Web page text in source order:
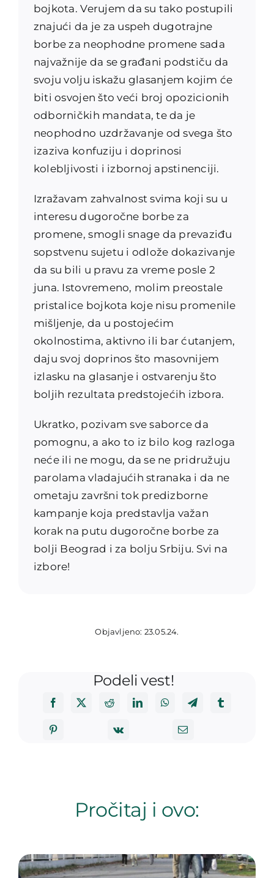
bojkota. Verujem da su tako postupili
znajući da je za uspeh dugotrajne
borbe za neophodne promene sada
najvažnije da se građani podstiču da
svoju volju iskažu glasanjem kojim će
biti osvojen što veći broj opozicionih
odborničkih mandata, te da je
neophodno uzdržavanje od svega što
izaziva konfuziju i doprinosi
kolebljivosti i izbornoj apstinenciji.
Izražavam zahvalnost svima koji su u
interesu dugoročne borbe za
promene, smogli snage da prevaziđu
sopstvenu sujetu i odlože dokazivanje
da su bili u pravu za vreme posle 2
juna. Istovremeno, molim preostale
pristalice bojkota koje nisu promenile
mišljenje, da u postojećim
okolnostima, aktivno ili bar ćutanjem,
daju svoj doprinos što masovnijem
izlasku na glasanje i ostvarenju što
boljih rezultata predstojećih izbora.
Ukratko, pozivam sve saborce da
pomognu, a ako to iz bilo kog razloga
neće ili ne mogu, da se ne pridružuju
parolama vladajućih stranaka i da ne
ometaju završni tok predizborne
kampanje koja predstavlja važan
korak na putu dugoročne borbe za
bolji Beograd i za bolju Srbiju. Svi na
izbore!
Objavljeno: 23.05.24.
Podeli vest!
Pročitaj i ovo: